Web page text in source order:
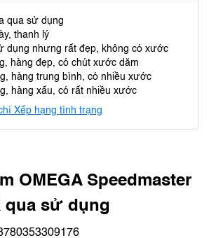
qua sử dụng
thanh lý
dụng nhưng rất đẹp, không có xước
hàng đẹp, có chút xước dăm
hàng trung bình, có nhiều xước
hàng xấu, có rất nhiều xước
Xếp hạng tình trạng
OMEGA Speedmaster
qua sử dụng